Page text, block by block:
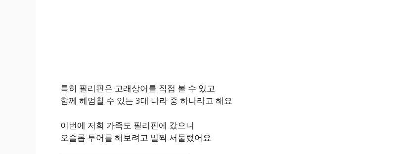
특히 필리핀은 고래상어를 직접 볼 수 있고
함께 헤엄칠 수 있는 3대 나라 중 하나라고 해요
이번에 저희 가족도 필리핀에 갔으니
오슬롭 투어를 해보려고 일찍 서둘렀어요